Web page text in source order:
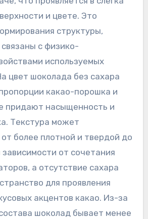
и цвете. Это
структуры,
с физико-
используемых
цвет шоколада без сахара
какао-порошка и
придают насыщенность и
Текстура может
более плотной и твердой до
зависимости от сочетания
а отсутствие сахара
для проявления
акцентов какао. Из-за
шоколад бывает менее